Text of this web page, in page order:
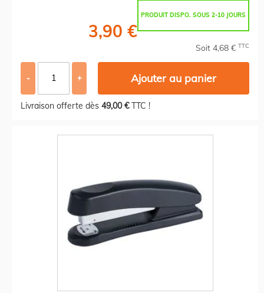
PRODUIT DISPO. SOUS 2-10 JOURS
3,90 €
Soit 4,68 € TTC
- + Ajouter au panier
Livraison offerte dès 49,00 €TTC !